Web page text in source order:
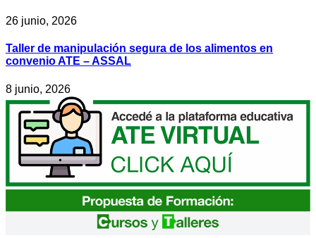
26 junio, 2026
Taller de manipulación segura de los alimentos en
convenio ATE – ASSAL
8 junio, 2026